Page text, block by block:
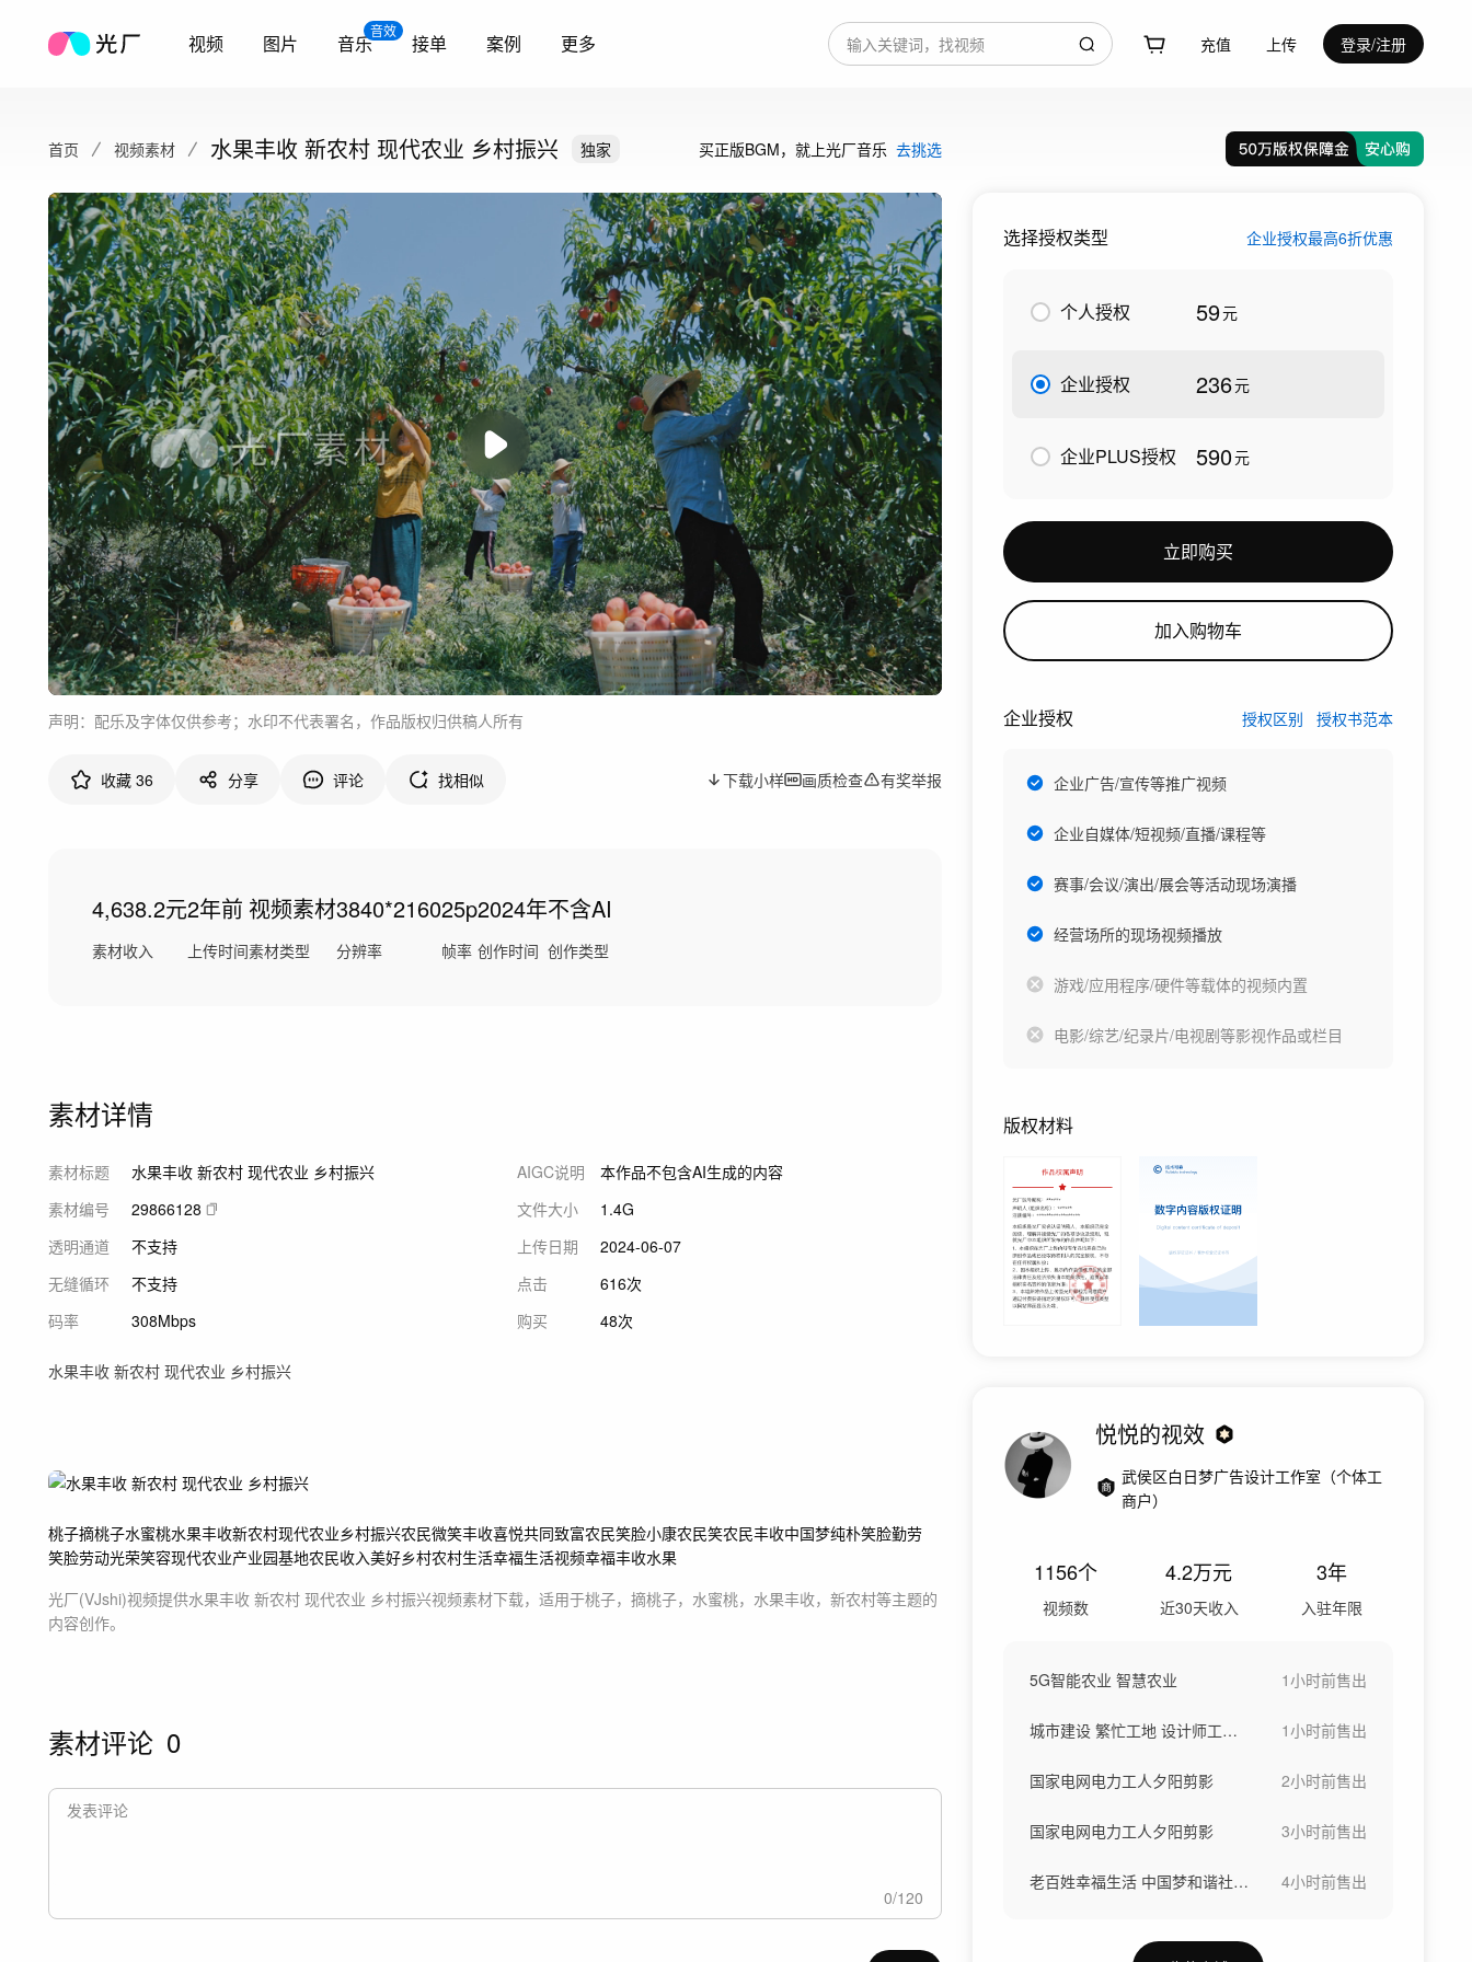
视频 图片
音效
音乐 接单 案例 更多 充值 上传 登录/注册
首页 视频素材 水果丰收 新农村 现代农业 乡村振兴 独家 买正版BGM，就上光厂音乐 去挑选
声明：配乐及字体仅供参考；水印不代表署名，作品版权归供稿人所有
收藏 36 分享 评论 找相似 下载小样 画质检查 有奖举报
4,638.2元
素材收入
2年前
上传时间
视频素材
素材类型
3840*2160
分辨率
25p
帧率
2024年
创作时间
不含AI
创作类型
素材详情
素材标题
水果丰收 新农村 现代农业 乡村振兴
素材编号
29866128
透明通道
不支持
无缝循环
不支持
码率
308Mbps
AIGC说明
本作品不包含AI生成的内容
文件大小
1.4G
上传日期
2024-06-07
点击
616次
购买
48次
水果丰收 新农村 现代农业 乡村振兴
桃子摘桃子水蜜桃水果丰收新农村现代农业乡村振兴农民微笑丰收喜悦共同致富农民笑脸小康农民笑农民丰收中国梦纯朴笑脸勤劳
笑脸劳动光荣笑容现代农业产业园基地农民收入美好乡村农村生活幸福生活视频幸福丰收水果
光厂(VJshi)视频提供水果丰收 新农村 现代农业 乡村振兴视频素材下载，适用于桃子，摘桃子，水蜜桃，水果丰收，新农村等主题的
内容创作。
素材评论 0
0/120
选择授权类型 企业授权最高6折优惠
个人授权 59元
企业授权 236元
企业PLUS授权 590元
立即购买
加入购物车
企业授权 授权区别 授权书范本
企业广告/宣传等推广视频
企业自媒体/短视频/直播/课程等
赛事/会议/演出/展会等活动现场演播
经营场所的现场视频播放
游戏/应用程序/硬件等载体的视频内置
电影/综艺/纪录片/电视剧等影视作品或栏目
版权材料
悦悦的视效
武侯区白日梦广告设计工作室（个体工
商户）
1156个
视频数
4.2万元
近30天收入
3年
入驻年限
5G智能农业 智慧农业 1小时前售出
城市建设 繁忙工地 设计师工程师 1小时前售出
国家电网电力工人夕阳剪影 2小时前售出
国家电网电力工人夕阳剪影 3小时前售出
老百姓幸福生活 中国梦和谐社会 温馨陪伴 4小时前售出